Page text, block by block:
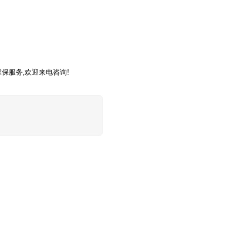
服务,欢迎来电咨询!
服务,欢迎来电咨询!